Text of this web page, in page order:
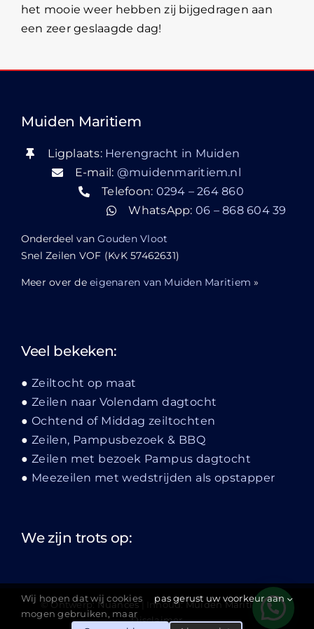
het mooie weer hebben zij bijgedragen aan
een zeer geslaagde dag!
Muiden Maritiem
Ligplaats: Herengracht in Muiden
E-mail: @muidenmaritiem.nl
Telefoon: 0294 – 264 860
WhatsApp: 06 – 868 604 39
Onderdeel vanGouden Vloot
Snel Zeilen VOF (KvK 57462631)
Meer over deeigenaren van Muiden Maritiem »
Veel bekeken:
Zeiltocht op maat
Zeilen naar Volendam dagtocht
Ochtend of Middag zeiltochten
Zeilen, Pampusbezoek & BBQ
Zeilen met bezoek Pampus dagtocht
Meezeilen met wedstrijden als opstapper
We zijn trots op:
© Ontwerp: Nuances| Inhoud: Muiden Maritiem|
Disclaimer
Wij hopen dat wij cookies
mogen gebruiken, maar
pas gerust uw voorkeur aan